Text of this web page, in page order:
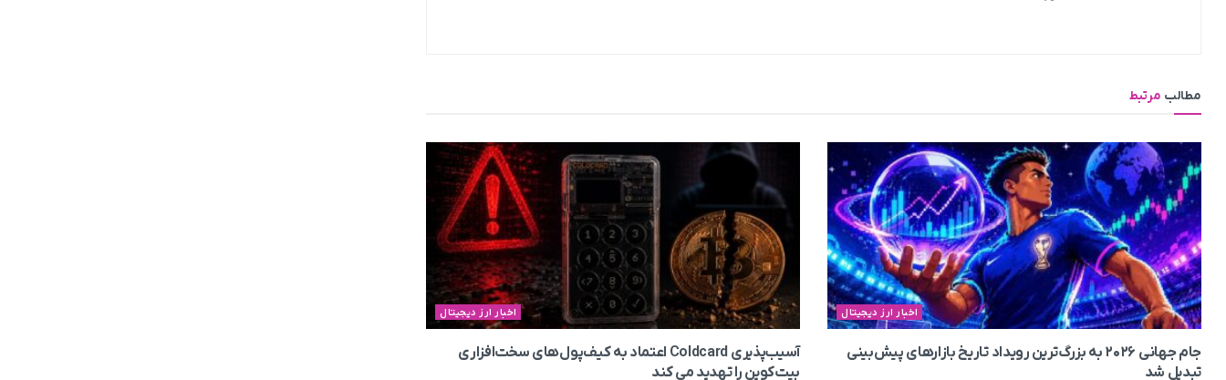
مطالب مرتبط
اخبار ارز دیجیتال
جام جهانی ۲۰۲۶ به بزرگ‌ترین رویداد تاریخ بازارهای پیش‌بینی
تبدیل شد
اخبار ارز دیجیتال
آسیب‌پذیری Coldcard اعتماد به کیف‌پول‌های سخت‌افزاری
بیت‌کوین را تهدید می‌ کند